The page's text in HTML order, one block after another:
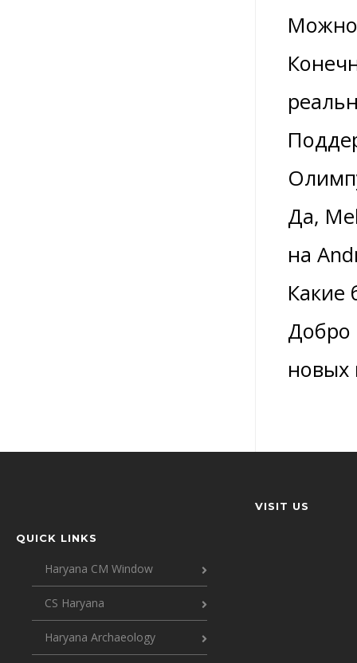
Можно
Да,
на
Какие
Добро
новых
QUICK LINKS
Haryana CM Window
CS Haryana
Haryana Archaeology
VISIT US